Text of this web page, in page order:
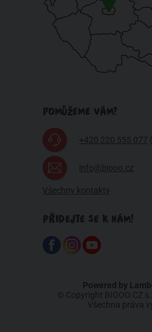
POMŮŽEME VÁM?
+420 220 555 077
info@biooo.cz
Všechny kontakty
PŘIDEJTE SE K NÁM!
Powered by
© Copyright BIOOO.CZ
Všechna práva